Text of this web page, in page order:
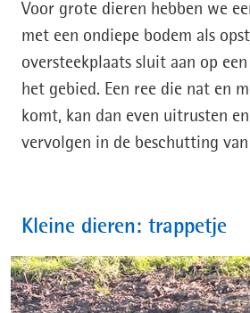
Voor grote dieren hebben we
met een ondiepe bodem als
oversteekplaats sluit aan op
het gebied. Een ree die nat en
komt, kan dan even uitrusten
vervolgen in de beschutting
Kleine dieren: trappetje